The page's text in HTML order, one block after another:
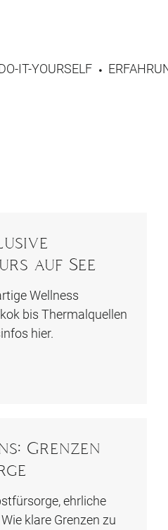
IT-YOURSELF
auf See
Wellness
bis Thermalquellen
hier.
Grenzen
ehrliche
klare Grenzen zu